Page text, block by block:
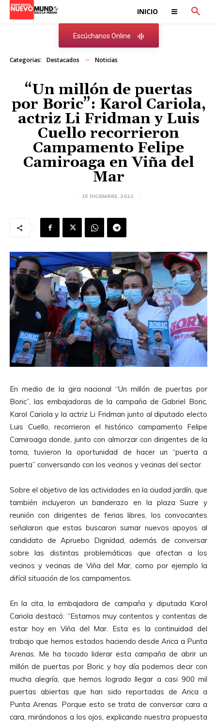
INICIO
Escúchanos Online
Categorias: Destacados Noticias
“Un millón de puertas
por Boric”: Karol Cariola,
actriz Li Fridman y Luis
Cuello recorrieron
Campamento Felipe
Camiroaga en Viña del
Mar
15 DICIEMBRE, 2021
En medio de la gira nacional “Un millón de puertas por
Boric”, las embajadoras de la campaña de Gabriel Boric,
Karol Cariola y la actriz Li Fridman junto al diputado electo
Luis Cuello, recorrieron el histórico campamento Felipe
Camiroaga donde, junto con almorzar con dirigentes de la
toma, tuvieron la oportunidad de hacer un “puerta a
puerta” conversando con los vecinos y vecinas del sector.
Sobre el objetivo de las actividades en la ciudad jardín, que
también incluyeron un banderazo en la plaza Sucre y
reunión con dirigentes de ferias libres, los convocantes
señalaron que estas buscaron sumar nuevos apoyos al
candidato de Apruebo Dignidad, además de conversar
sobre las distintas problemáticas que afectan a los
vecinos y vecinas de Viña del Mar, como por ejemplo la
difícil situación de los campamentos.
En la cita, la embajadora de campaña y diputada Karol
Cariola destacó: “Estamos muy contentos y contentas de
estar hoy en Viña del Mar. Esta es la continuidad del
trabajo que hemos estados haciendo desde Arica a Punta
Arenas. Me ha tocado liderar esta campaña de abrir un
millón de puertas por Boric y hoy día podemos decir con
mucha alegría, que hemos logrado llegar a casi 900 mil
puertas abiertas que han sido reportadas de Arica a
Punta Arenas. Porque esto se trata de conversar cara a
cara, mirándonos a los ojos, explicando nuestra propuesta